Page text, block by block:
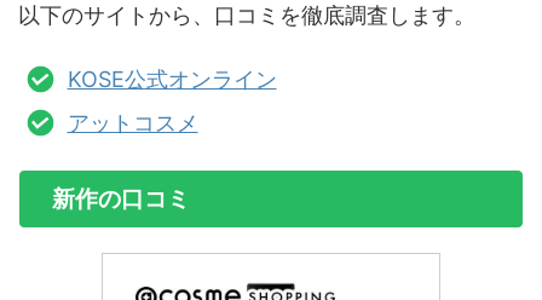
以下のサイトから、口コミを徹底調査します。
KOSE公式オンライン
アットコスメ
新作の口コミ